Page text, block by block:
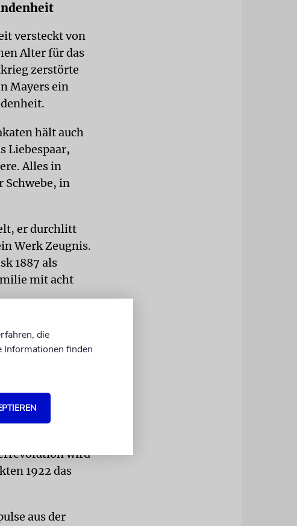
versteckt von
Alter für das
zerstörte
Mayers ein
hält auch
Liebespaar,
Alles in
Schwebe, in
er durchlitt
Werk Zeugnis.
1887 als
mit acht
Kunst in
eines Paris-
kann er
ist
wird
1922 das
aus der
die
Informationen finden